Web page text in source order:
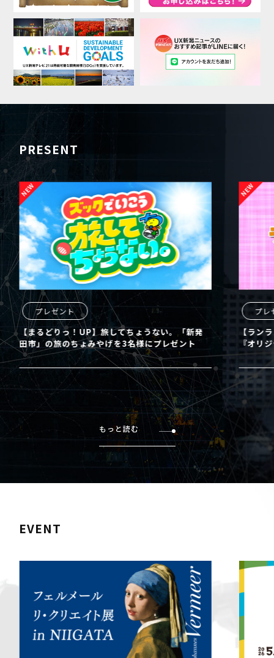
PRESENT
プレゼント
【まるどりっ！UP】旅してちょうない。「新発
田市」の旅のちょみやげを3名様にプレゼント
プレ
【ラン
『オリ
もっと読む
EVENT